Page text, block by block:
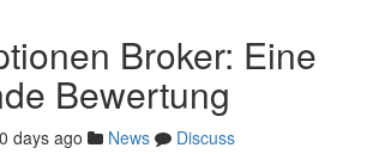
Broker: Eine
Bewertung
days ago News
Discuss